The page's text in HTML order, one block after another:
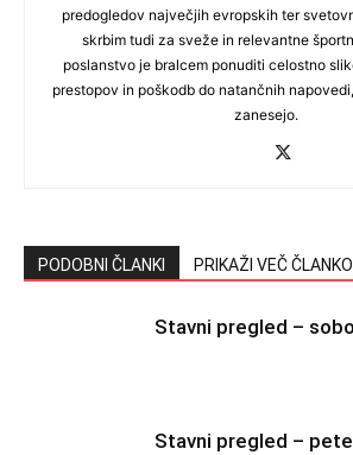
predogledov največjih evropskih ter
skrbim tudi za sveže in relevantne
poslanstvo je bralcem ponuditi celostno
prestopov in poškodb do natančnih
zanesejo.
PODOBNI ČLANKI PRIKAŽI VEČ
Stavni pregled –
Stavni pregled –